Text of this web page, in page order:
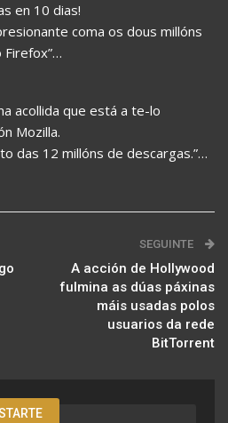
en 10 dias!
coma os dous millóns
acollida que está a te-lo
Mozilla.
das 12 millóns de descargas.”…
SEGUINTE
A acción de Hollywood
fulmina as dúas páxinas
máis usadas polos
usuarios da rede
BitTorrent